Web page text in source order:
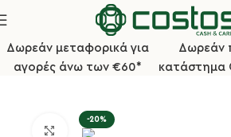
Δωρεάν μεταφορικά για
αγορές άνω των €60*
Δωρεάν
κατάστημα
Αρχική σελίδα Μαχαιροπήρουνα
-20%
Κλικ για μεγέθυνση